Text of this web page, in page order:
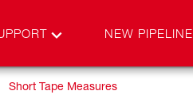
NEW PIPELINE
Short Tape Measures